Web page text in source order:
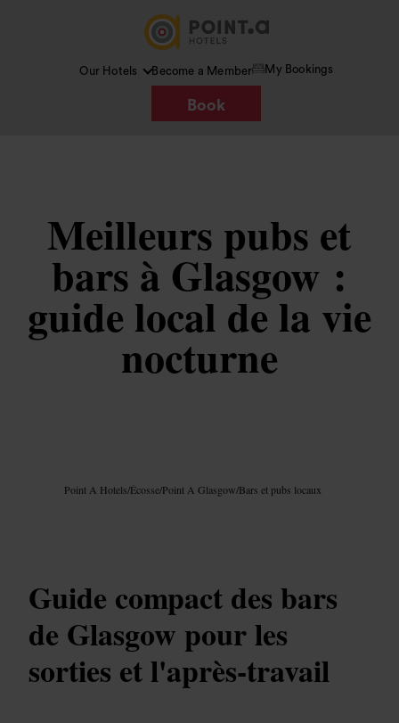
Our Hotels Become a Member My Bookings
Book
Meilleurs pubs et
bars à Glasgow :
guide local de la vie
nocturne
Point A Hotels/Écosse/Point A Glasgow/Bars et pubs locaux
Guide compact des bars
de Glasgow pour les
sorties et l'après‑travail